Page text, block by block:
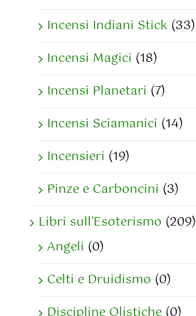
Incensi Indiani Stick (33)
Incensi Magici (18)
Incensi Planetari (7)
Incensi Sciamanici (14)
Incensieri (19)
Pinze e Carboncini (3)
Libri sull'Esoterismo (209)
Angeli (0)
Celti e Druidismo (0)